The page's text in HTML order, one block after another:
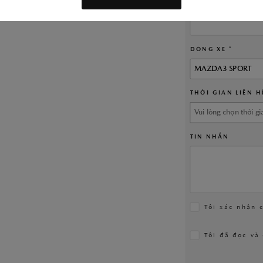
DÒNG XE *
MAZDA3 SPORT
THỜI GIAN LIÊN
TIN NHẮN
Tôi xác nhận
Tôi đã đọc và